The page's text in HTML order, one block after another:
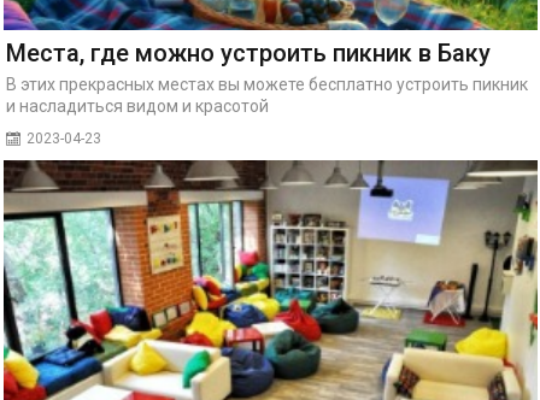
Места, где можно устроить пикник в Баку
В этих прекрасных местах вы можете бесплатно устроить пикник
и насладиться видом и красотой
2023-04-23